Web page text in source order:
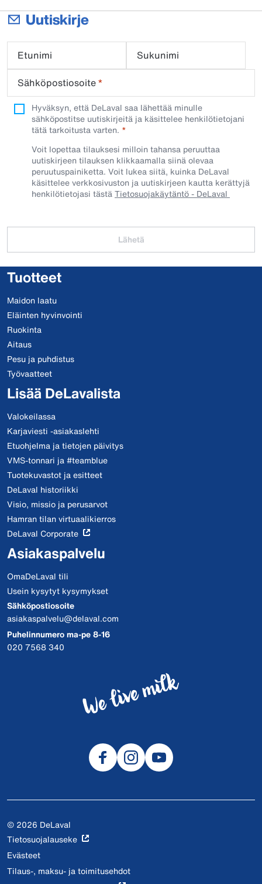
Uutiskirje
Etunimi
Sukunimi
Sähköpostiosoite*
Hyväksyn, että DeLaval saa lähettää minulle
sähköpostitse uutiskirjeitä ja käsittelee henkilötietojani
tätä tarkoitusta varten.
Voit lopettaa tilauksesi milloin tahansa peruuttaa
uutiskirjeen tilauksen klikkaamalla siinä olevaa
peruutuspainiketta. Voit lukea siitä, kuinka DeLaval
käsittelee verkkosivuston ja uutiskirjeen kautta kerättyjä
henkilötietojasi tästäTietosuojakäytäntö - DeLaval
Lähetä
Tuotteet
Maidon laatu
Eläinten hyvinvointi
Ruokinta
Aitaus
Pesu ja puhdistus
Työvaatteet
Lisää DeLavalista
Valokeilassa
Karjaviesti -asiakaslehti
Etuohjelma ja tietojen päivitys
VMS-tonnari ja #teamblue
Tuotekuvastot ja esitteet
DeLaval historiikki
Visio, missio ja perusarvot
Hamran tilan virtuaalikierros
DeLaval Corporate
Asiakaspalvelu
OmaDeLaval tili
Usein kysytyt kysymykset
Sähköpostiosoite
asiakaspalvelu@delaval.com
Puhelinnumero ma-pe 8-16
020 7568 340
© 2026 DeLaval
Tietosuojalauseke
Evästeet
Tilaus-, maksu- ja toimitusehdot